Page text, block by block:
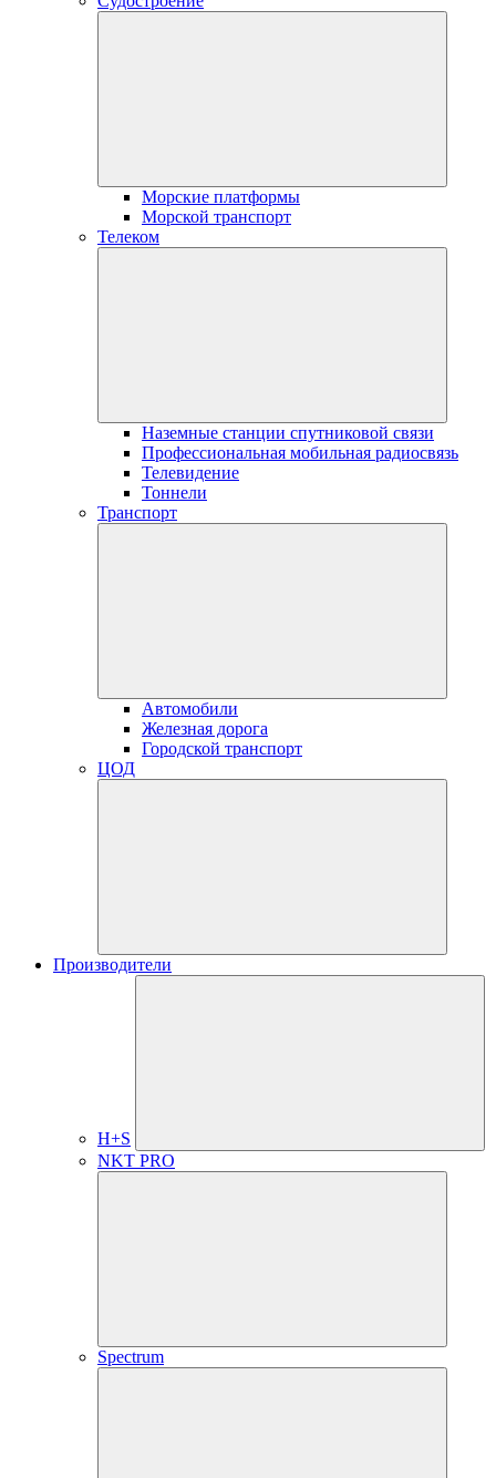
Морские платформы
Морской транспорт
Телеком
Наземные станции спутниковой связи
Профессиональная мобильная радиосвязь
Телевидение
Тоннели
Транспорт
Автомобили
Железная дорога
Городской транспорт
ЦОД
Производители
H+S
NKT PRO
Spectrum